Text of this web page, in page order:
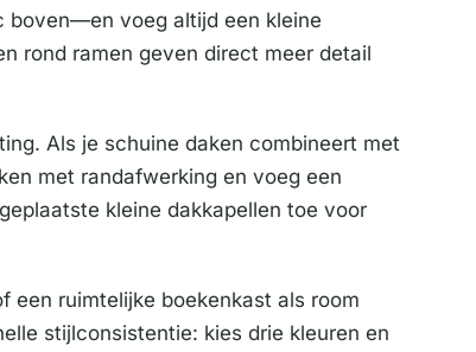
boven—en voeg altijd een kleine
rond ramen geven direct meer detail
Als je schuine daken combineert met
met randafwerking en voeg een
kleine dakkapellen toe voor
een ruimtelijke boekenkast als room
stijlconsistentie: kies drie kleuren en